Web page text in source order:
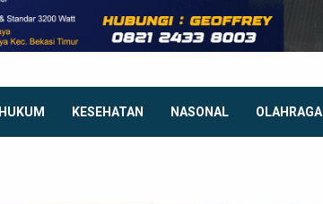
HUKUM KESEHATAN NASONAL OLAHRAGA